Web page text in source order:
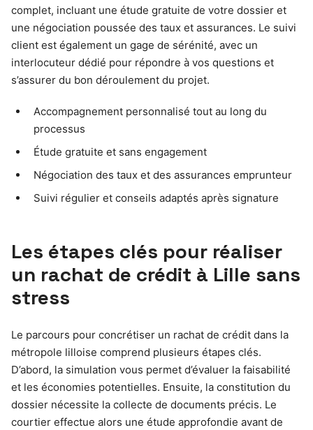
complet, incluant une étude gratuite de votre dossier et
une négociation poussée des taux et assurances. Le suivi
client est également un gage de sérénité, avec un
interlocuteur dédié pour répondre à vos questions et
s’assurer du bon déroulement du projet.
Accompagnement personnalisé tout au long du
processus
Étude gratuite et sans engagement
Négociation des taux et des assurances emprunteur
Suivi régulier et conseils adaptés après signature
Les étapes clés pour réaliser
un rachat de crédit à Lille sans
stress
Le parcours pour concrétiser un rachat de crédit dans la
métropole lilloise comprend plusieurs étapes clés.
D’abord, la simulation vous permet d’évaluer la faisabilité
et les économies potentielles. Ensuite, la constitution du
dossier nécessite la collecte de documents précis. Le
courtier effectue alors une étude approfondie avant de